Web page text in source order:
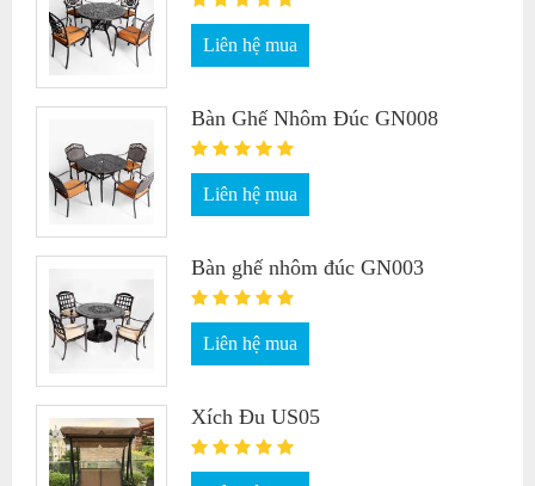
Liên hệ mua
Bàn Ghế Nhôm Đúc GN008
Liên hệ mua
Bàn ghế nhôm đúc GN003
Liên hệ mua
Xích Đu US05